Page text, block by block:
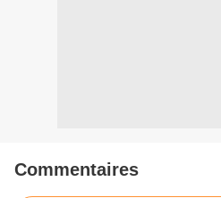
Commentaires